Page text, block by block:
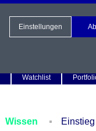
Watchlist
Wissen Einstieg
Einstellungen